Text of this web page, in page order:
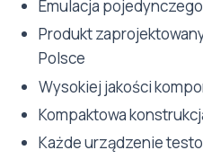
Emulacja
Produkt
Polsce
Wysokiej jakości
Kompaktowa
Każde urządzenie